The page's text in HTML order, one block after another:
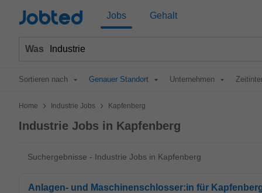
Jobted Jobs Gehalt
Was
Sortieren nach Genauer Standort Unternehmen
Home > Industrie Jobs > Kapfenberg
Industrie Jobs in Kapfenberg
Suchergebnisse - Industrie Jobs in Kapfenberg
Anlagen- und Maschinenschlosser:in für